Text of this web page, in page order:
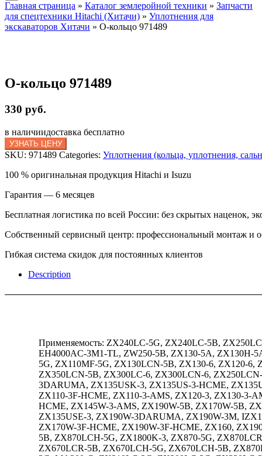
Главная страница » Каталог землеройной техники » Запчасти
для спецтехники Hitachi (Хитачи) » Уплотнения для
экскаваторов Хитачи » O-кольцо 971489
O-кольцо 971489
330 руб.
в наличиидоставка бесплатно
УЗНАТЬ ЦЕНУ
SKU: 971489 Categories: Уплотнения (кольца, уплотнения,
100 % оригинальная продукция Hitachi и Isuzu
Гарантия — 6 месяцев
Бесплатная логистика по всей России: без скрытых наценок,
Собственный сервисный центр: профессиональный монтаж и
Гибкая система скидок для постоянных клиентов
Description
Применяемость: ZX240LC-5G, ZX240LC-5B,
EH4000AC-3M1-TL, ZW250-5B, ZX130-5A, ZX130H-
5G, ZX110MF-5G, ZX130LCN-5B, ZX130-6, ZX120-
ZX350LCN-5B, ZX300LC-6, ZX300LCN-6,
3DARUMA, ZX135USK-3, ZX135US-3-HCME,
ZX110-3F-HCME, ZX110-3-AMS, ZX120-3, ZX130-3-
HCME, ZX145W-3-AMS, ZX190W-5B, ZX170W-5B,
ZX135USE-3, ZX190W-3DARUMA, ZX190W-3M,
ZX170W-3F-HCME, ZX190W-3F-HCME, ZX160,
5B, ZX870LCH-5G, ZX1800K-3, ZX870-5G,
ZX670LCR-5B, ZX670LCH-5G, ZX670LCH-5B,